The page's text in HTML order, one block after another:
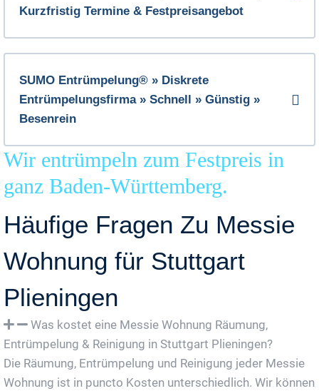
Kurzfristig Termine & Festpreisangebot
SUMO Entrümpelung® » Diskrete
Entrümpelungsfirma » Schnell » Günstig »
Besenrein
Wir entrümpeln zum Festpreis in
ganz Baden-Württemberg.
Häufige Fragen Zu Messie
Wohnung für Stuttgart
Plieningen
Was kostet eine Messie Wohnung Räumung,
Entrümpelung & Reinigung in Stuttgart Plieningen?
Die Räumung, Entrümpelung und Reinigung jeder Messie
Wohnung ist in puncto Kosten unterschiedlich. Wir können